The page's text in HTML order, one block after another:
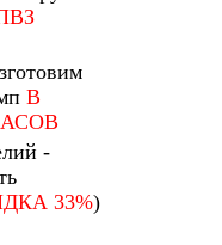
В
-
33%)